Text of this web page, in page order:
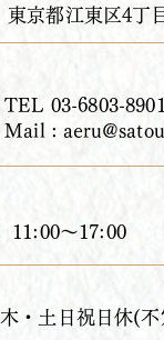
東京都江東区4丁
TEL 03-6803-
Mail : aeru
11:00〜17:00
木・土日祝日休(